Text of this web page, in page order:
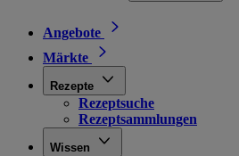
Angebote
Märkte
Rezepte
Rezeptsuche
Rezeptsammlungen
Wissen